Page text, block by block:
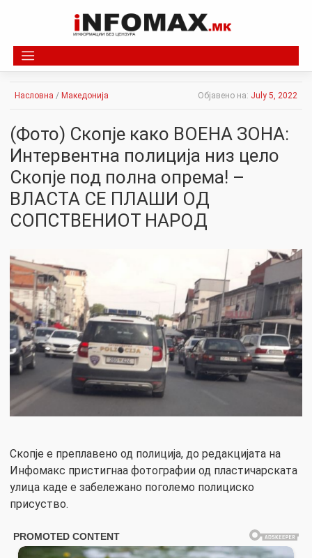
Насловна / Македонија Објавено на: July 5, 2022
(Фото) Скопје како ВОЕНА ЗОНА:
Интервентна полиција низ цело
Скопје под полна опрема! –
ВЛАСТА СЕ ПЛАШИ ОД
СОПСТВЕНИОТ НАРОД
Скопје е преплавено од полиција, до редакцијата на
Инфомакс пристигнаа фотографии од пластичарската
улица каде е забележано поголемо полициско
присуство.